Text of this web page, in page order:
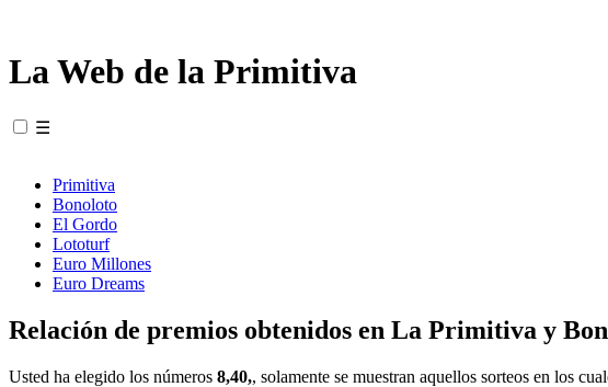
La Web de la Primitiva
☰
Primitiva
Bonoloto
El Gordo
Lototurf
Euro Millones
Euro Dreams
Relación de premios obtenidos en La Primitiva y
Usted ha elegido los números 8,40,, solamente se muestran aquellos sorteos en los